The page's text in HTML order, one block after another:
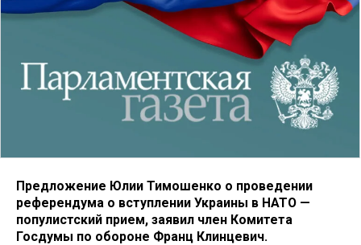
Предложение Юлии Тимошенко о проведении
референдума о вступлении Украины в НАТО —
популистский прием, заявил член Комитета
Госдумы по обороне Франц Клинцевич.